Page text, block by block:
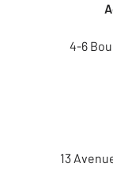
4-6
13